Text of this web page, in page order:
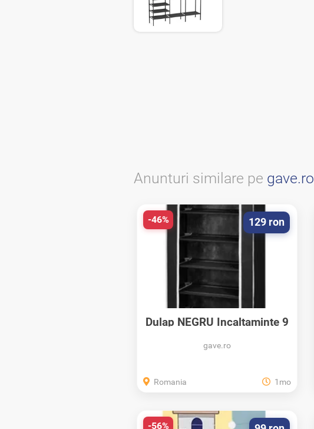
Anunturi similare pe gave.ro
Dulap NEGRU Incaltaminte 9
gave.ro
129 ron
-46%
Romania 1mo
-56%